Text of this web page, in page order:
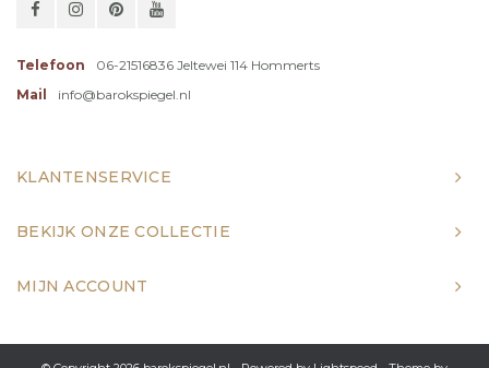
Telefoon
06-21516836 Jeltewei 114 Hommerts
Mail
info@barokspiegel.nl
KLANTENSERVICE
BEKIJK ONZE COLLECTIE
MIJN ACCOUNT